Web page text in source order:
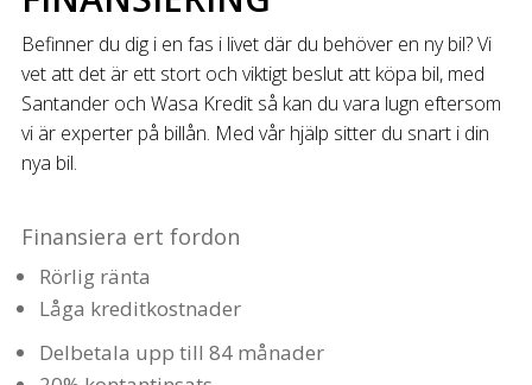
Befinner du dig i en fas i livet där du behöver en ny bil? Vi
vet att det är ett stort och viktigt beslut att köpa bil, med
Santander och Wasa Kredit så kan du vara lugn eftersom
vi är experter på billån. Med vår hjälp sitter du snart i din
nya bil.
Finansiera ert fordon
Rörlig ränta
Låga kreditkostnader
Delbetala upp till 84 månader